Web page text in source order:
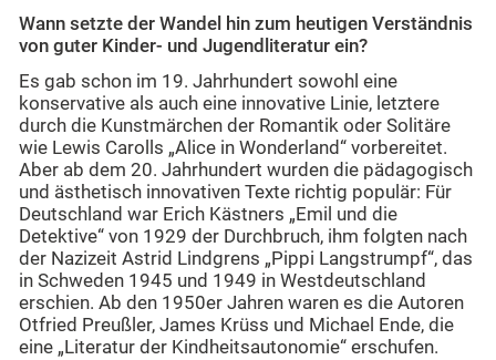
Wann setzte der Wandel hin zum heutigen Verständnis
von guter Kinder- und Jugendliteratur ein?
Es gab schon im 19. Jahrhundert sowohl eine
konservative als auch eine innovative Linie, letztere
durch die Kunstmärchen der Romantik oder Solitäre
wie Lewis Carolls „Alice in Wonderland“ vorbereitet.
Aber ab dem 20. Jahrhundert wurden die pädagogisch
und ästhetisch innovativen Texte richtig populär: Für
Deutschland war Erich Kästners „Emil und die
Detektive“ von 1929 der Durchbruch, ihm folgten nach
der Nazizeit Astrid Lindgrens „Pippi Langstrumpf“, das
in Schweden 1945 und 1949 in Westdeutschland
erschien. Ab den 1950er Jahren waren es die Autoren
Otfried Preußler, James Krüss und Michael Ende, die
eine „Literatur der Kindheitsautonomie“ erschufen.